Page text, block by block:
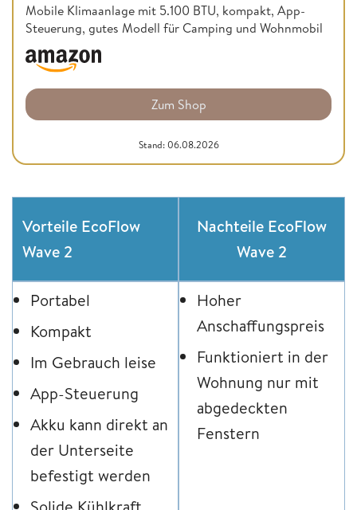
Mobile Klimaanlage mit 5.100 BTU, kompakt, App-
Steuerung, gutes Modell für Camping und Wohnmobil
Zum Shop
Stand: 06.08.2026
Vorteile EcoFlow
Wave 2
Nachteile EcoFlow
Wave 2
Portabel
Kompakt
Im Gebrauch leise
App-Steuerung
Akku kann direkt an
der Unterseite
befestigt werden
Hoher
Anschaffungspreis
Funktioniert in der
Wohnung nur mit
abgedeckten
Fenstern